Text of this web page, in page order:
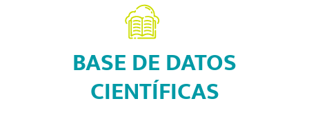
BASE DE DATOS
CIENTÍFICAS